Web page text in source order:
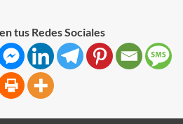
tus Redes Sociales